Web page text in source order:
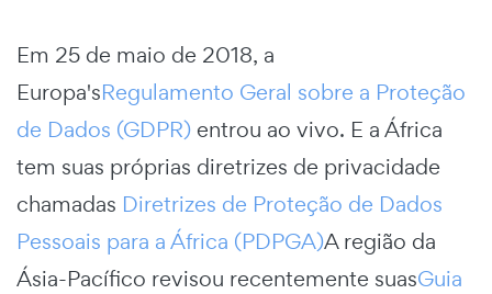
Em 25 de maio de 2018, a
Europa'sRegulamento Geral sobre a Proteção
de Dados (GDPR) entrou ao vivo. E a África
tem suas próprias diretrizes de privacidade
chamadas Diretrizes de Proteção de Dados
Pessoais para a África (PDPGA)A região da
Ásia-Pacífico revisou recentemente suasGuia